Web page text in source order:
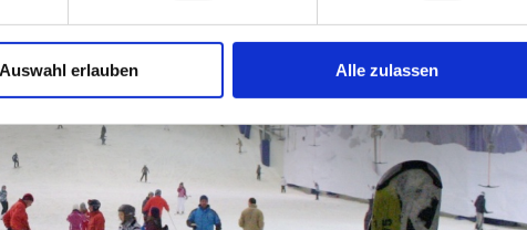
Auswahl erlauben Alle zulassen